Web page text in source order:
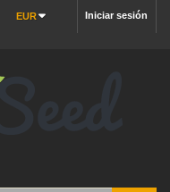
Iniciar sesión
EUR